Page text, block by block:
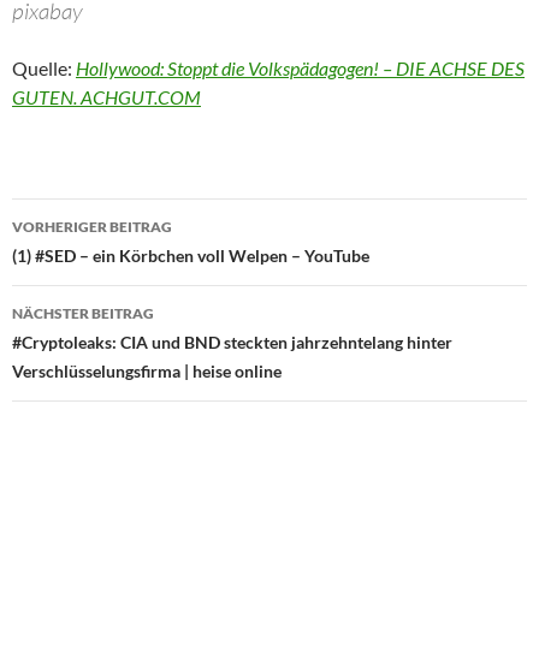
pixabay
Quelle: Hollywood: Stoppt die Volkspädagogen! – DIE ACHSE DES
GUTEN. ACHGUT.COM
Beitragsnavigation
VORHERIGER BEITRAG
(1) #SED – ein Körbchen voll Welpen – YouTube
NÄCHSTER BEITRAG
#Cryptoleaks: CIA und BND steckten jahrzehntelang hinter
Verschlüsselungsfirma | heise online